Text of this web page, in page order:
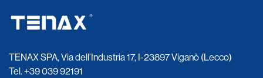
TENAX SPA, Via dell’Industria 17, I-23897 Viganò (Lecco)
Tel.+39 039 92191